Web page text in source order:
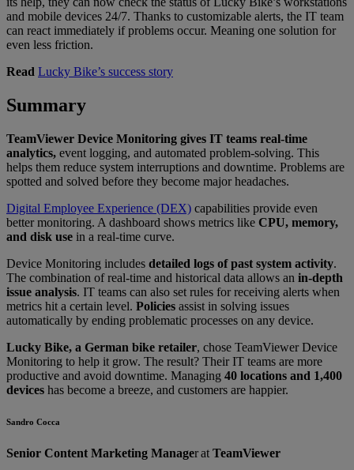
and mobile devices 24/7. Thanks to customizable alerts, the IT team
can react immediately if problems occur. Meaning one solution for
even less friction.
Read Lucky Bike’s success story
Summary
TeamViewer Device Monitoring gives IT teams real-time
analytics, event logging, and automated problem-solving. This
helps them reduce system interruptions and downtime. Problems are
spotted and solved before they become major headaches.
Digital Employee Experience (DEX) capabilities provide even
better monitoring. A dashboard shows metrics like CPU, memory,
and disk use in a real-time curve.
Device Monitoring includes detailed logs of past system activity.
The combination of real-time and historical data allows an in-depth
issue analysis. IT teams can also set rules for receiving alerts when
metrics hit a certain level. Policies assist in solving issues
automatically by ending problematic processes on any device.
Lucky Bike, a German bike retailer, chose TeamViewer Device
Monitoring to help it grow. The result? Their IT teams are more
productive and avoid downtime. Managing 40 locations and 1,400
devices has become a breeze, and customers are happier.
Sandro Cocca
Senior Content Marketing Manager at TeamViewer